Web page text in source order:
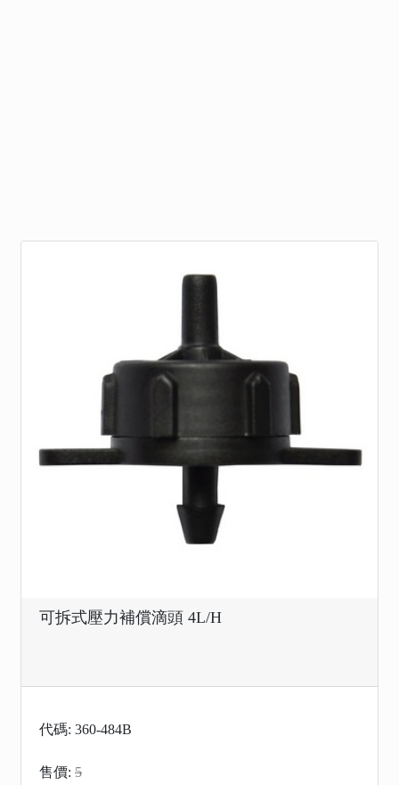
可拆式壓力補償滴頭 4L/H
代碼: 360-484B
售價: 5